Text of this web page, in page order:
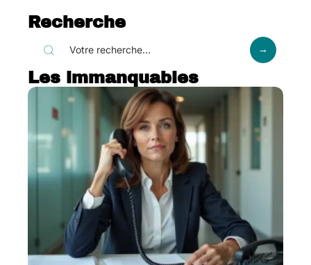
Recherche
Les immanquables